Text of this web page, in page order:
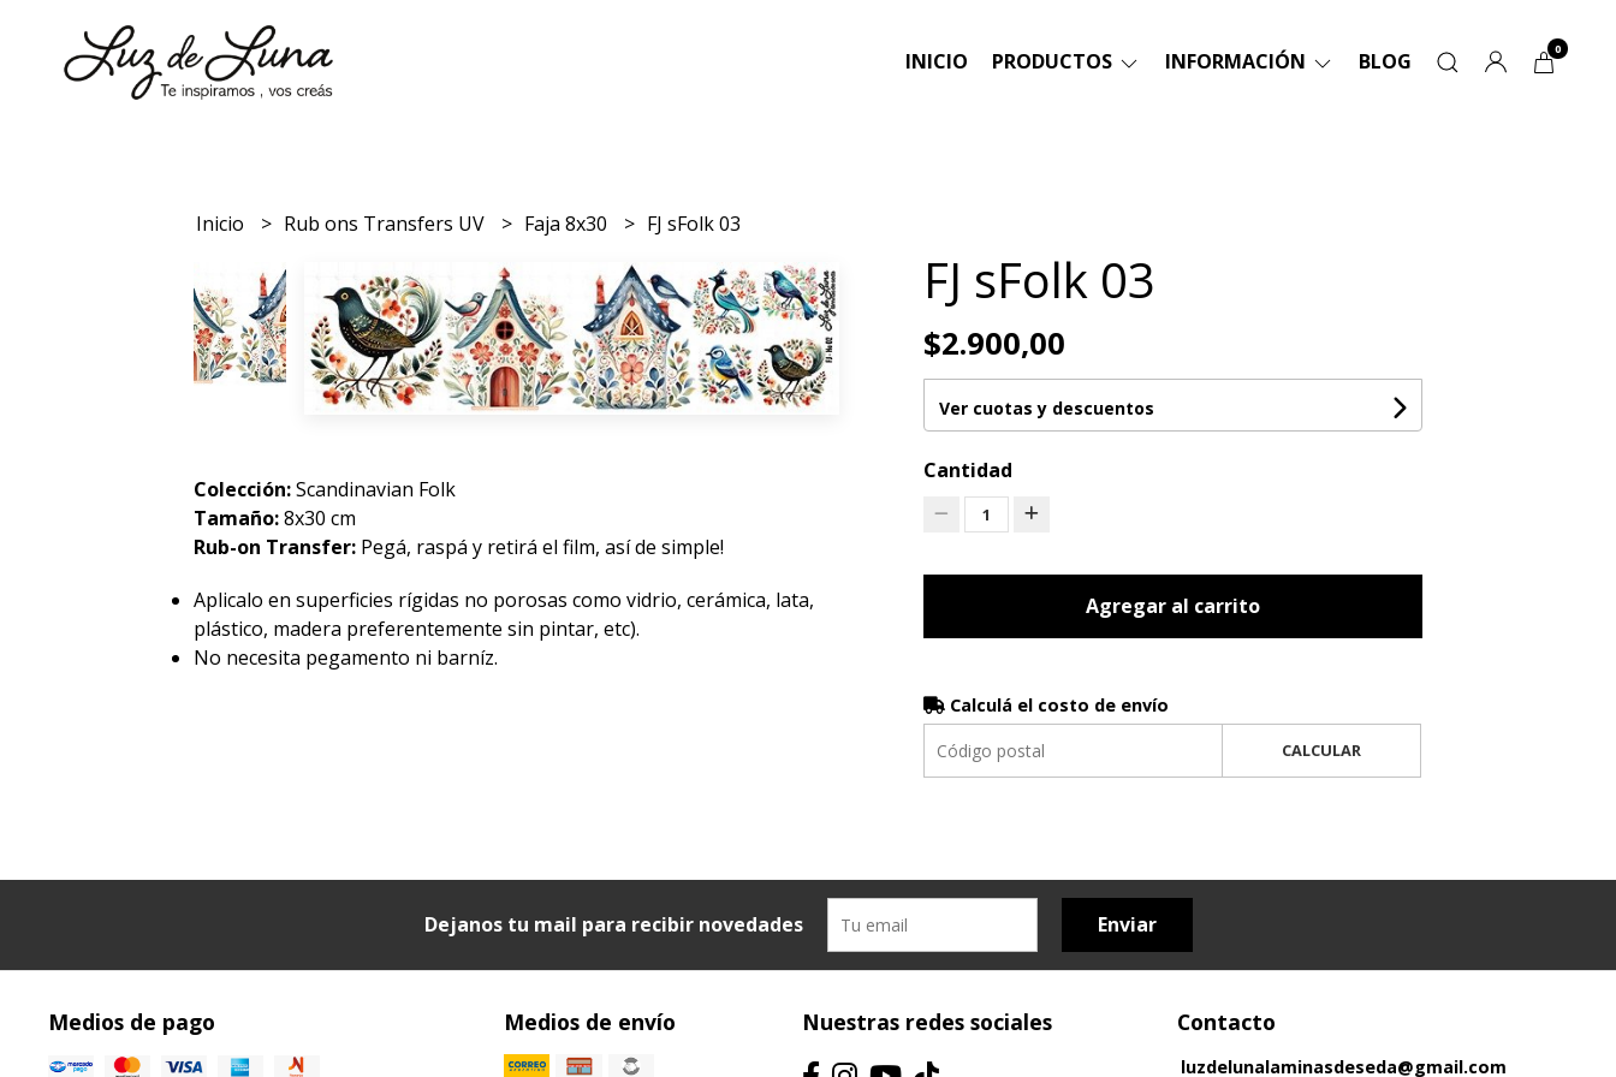
INICIO PRODUCTOS INFORMACIÓN BLOG 0
Inicio Rub ons Transfers UV Faja 8x30 FJ sFolk 03
Colección:Scandinavian Folk
Tamaño:8x30 cm
Rub-on Transfer: Pegá, raspá y retirá el film, así de simple!
Aplicalo en superficies rígidas no porosas como vidrio, cerámica, lata,
plástico, madera preferentemente sin pintar, etc).
No necesita pegamento ni barníz.
FJ sFolk 03
$2.900,00
Ver cuotas y descuentos
Cantidad
1
Agregar al carrito
Calculá el costo de envío
CALCULAR
Dejanos tu mail para recibir novedades Enviar
Medios de pago Medios de envío Nuestras redes sociales Contacto
luzdelunalaminasdeseda@gmail.com